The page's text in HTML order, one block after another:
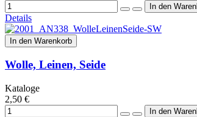
Details
In den Warenkorb
Wolle, Leinen, Seide
Kataloge
2,50 €